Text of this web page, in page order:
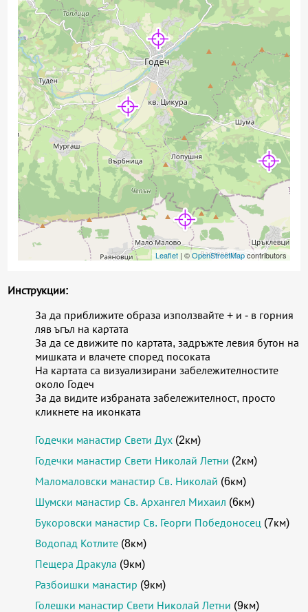
Leaflet| ©OpenStreetMapcontributors
Инструкции:
За да приближите образа използвайте + и - в горния
ляв ъгъл на картата
За да се движите по картата, задръжте левия бутон на
мишката и влачете според посоката
На картата са визуализирани забележителностите
около Годеч
За да видите избраната забележителност, просто
кликнете на иконката
Годечки манастир Свети Дух (2км)
Годечки манастир Свети Николай Летни (2км)
Маломаловски манастир Св. Николай (6км)
Шумски манастир Св. Архангел Михаил (6км)
Букоровски манастир Св. Георги Победоносец (7км)
Водопад Котлите (8км)
Пещера Дракула (9км)
Разбоишки манастир (9км)
Голешки манастир Свети Николай Летни (9км)